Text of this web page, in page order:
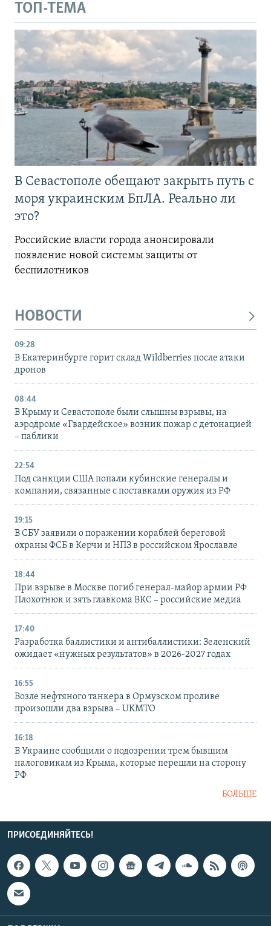
ТОП-ТЕМА
В Севастополе обещают закрыть путь с
моря украинским БпЛА. Реально ли
это?
Российские власти города анонсировали
появление новой системы защиты от
беспилотников
НОВОСТИ
09:28
В Екатеринбурге горит склад Wildberries после атаки
дронов
08:44
В Крыму и Севастополе были слышны взрывы, на
аэродроме «Гвардейское» возник пожар с детонацией
– паблики
22:54
Под санкции США попали кубинские генералы и
компании, связанные с поставками оружия из РФ
19:15
В СБУ заявили о поражении кораблей береговой
охраны ФСБ в Керчи и НПЗ в российском Ярославле
18:44
При взрыве в Москве погиб генерал-майор армии РФ
Плохотнюк и зять главкома ВКС – российские медиа
17:40
Разработка баллистики и антибаллистики: Зеленский
ожидает «нужных результатов» в 2026-2027 годах
16:55
Возле нефтяного танкера в Ормузском проливе
произошли два взрыва – UKMTO
16:18
В Украине сообщили о подозрении трем бывшим
налоговикам из Крыма, которые перешли на сторону
РФ
БОЛЬШЕ
ПРИСОЕДИНЯЙТЕСЬ!